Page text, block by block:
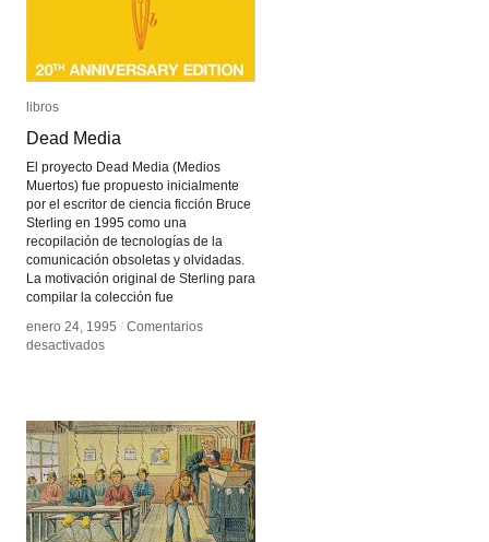
libros
Dead Media
El proyecto Dead Media (Medios
Muertos) fue propuesto inicialmente
por el escritor de ciencia ficción Bruce
Sterling en 1995 como una
recopilación de tecnologías de la
comunicación obsoletas y olvidadas.
La motivación original de Sterling para
compilar la colección fue
enero 24, 1995 / Comentarios
desactivadosen
libros
Dead Media
enero 24, 1995 / Comentarios
desactivadosen